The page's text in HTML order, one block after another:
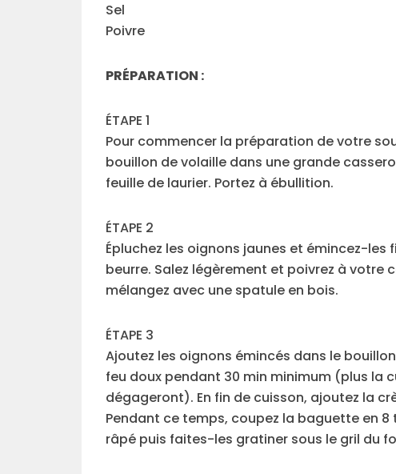
Sel
Poivre
PRÉPARATION :
ÉTAPE 1
Pour commencer la préparation de votre
bouillon de volaille dans une grande
feuille de laurier. Portez à ébullition.
ÉTAPE 2
Épluchez les oignons jaunes et émincez-
beurre. Salez légèrement et poivrez à votre
mélangez avec une spatule en bois.
ÉTAPE 3
Ajoutez les oignons émincés dans le
feu doux pendant 30 min minimum (plus la
dégageront). En fin de cuisson, ajoutez la
Pendant ce temps, coupez la baguette en
râpé puis faites-les gratiner sous le gril du